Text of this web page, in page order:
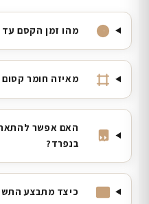
מהו זמן הקסם עד
מאיזה חומר
האם אפשר
בנפרד?
כיצד מתבצע